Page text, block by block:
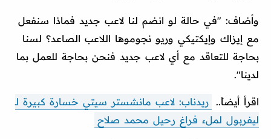
وأضاف: "في حالة لو انضم لنا لاعب جديد فماذا سنفعل
مع إيزاك وإيكتيكي وريو نجوموها اللاعب الصاعد؟ لسنا
بحاجة للتعاقد مع أي لاعب جديد فنحن بحاجة للعمل بما
لدينا".
اقرأ أيضاً.. ريدناب: لاعب مانشستر سيتي خسارة كبيرة لـ
ليفربول لملء فراغ رحيل محمد صلاح